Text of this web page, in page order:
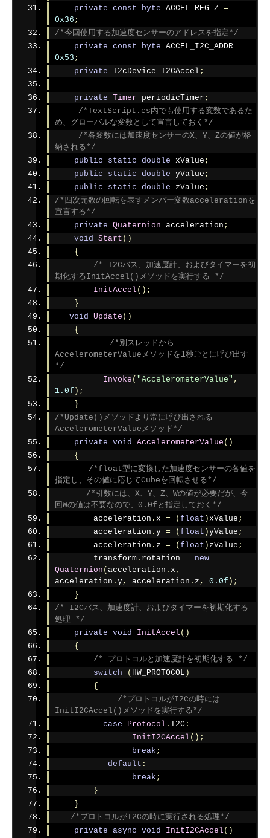
private const byte ACCEL_REG_Z =
0x36 ;
/*今回使用する加速度センサーのアドレスを指定*/
private const byte ACCEL_I2C_ADDR =
0x53 ;
private I2cDevice I2CAccel ;
private Timer periodicTimer ;
/*TextScript.cs内でも使用する変数であるた
め、グローバルな変数として宣言しておく*/
/*各変数には加速度センサーのX、Y、Zの値が格
納される*/
public
static double xValue ;
public
static double yValue ;
public
static double zValue ;
/*四次元数の回転を表すメンバー変数accelerationを
宣言する*/
private Quaternion acceleration ;
void Start ()
{
/* I2Cバス、加速度計、およびタイマーを初
期化するInitAccel()メソッドを実行する */
InitAccel ();
}
void Update ()
{
/*別スレッドから
AccelerometerValueメソッドを1秒ごとに呼び出す
*/
Invoke ( "AccelerometerValue" ,
1.0f );
}
/*Update()メソッドより常に呼び出される
AccelerometerValueメソッド*/
private void AccelerometerValue ()
{
/*float型に変換した加速度センサーの各値を
指定し、その値に応じてCubeを回転させる*/
/*引数には、X、Y、Z、Wの値が必要だが、今
回Wの値は不要なので、0.0fと指定しておく*/
        acceleration
. x = ( float )xValue ;
        acceleration
. y = ( float )yValue ;
        acceleration
. z = ( float ) zValue ;
        transform
. rotation =
new
Quaternion ( acceleration . x ,
acceleration . y, acceleration . z , 0.0f );
}
/* I2Cバス、加速度計、およびタイマーを初期化する
処理 */
private void InitAccel ()
{
/* プロトコルと加速度計を初期化する */
switch
( HW_PROTOCOL )
{
/*プロトコルがI2Cの時には
InitI2CAccel()メソッドを実行する*/
case
Protocol . I2C :
InitI2CAccel ();
break ;
default :
break ;
}
}
/*プロトコルがI2Cの時に実行される処理*/
private async void InitI2CAccel ()